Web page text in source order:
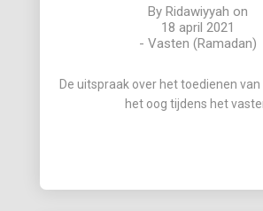
ByRidawiyyah on
18 april 2021
-Vasten (Ramadan)
De uitspraak over het toedienen
het oog tijdens het